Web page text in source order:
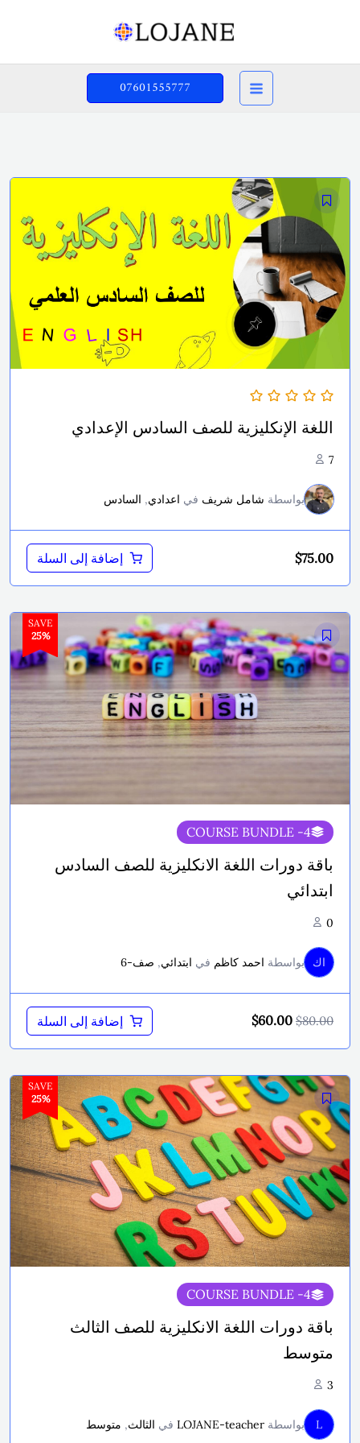
07601555777
اللغة الإنكليزية للصف السادس الإعدادي
7
بواسطة شامل شريف في اعدادي, السادس
$75.00 إضافة إلى السلة
SAVE
25%
4
- COURSE BUNDLE
باقة دورات اللغة الانكليزية للصف السادس
ابتدائي
0
اك بواسطة احمد كاظم في ابتدائي, صف-6
$80.00
السعر
$80.00.
$60.00 السعر
$60.00.
إضافة إلى السلة
SAVE
25%
4
- COURSE BUNDLE
باقة دورات اللغة الانكليزية للصف الثالث
متوسط
3
L بواسطة LOJANE-teacher في الثالث, متوسط